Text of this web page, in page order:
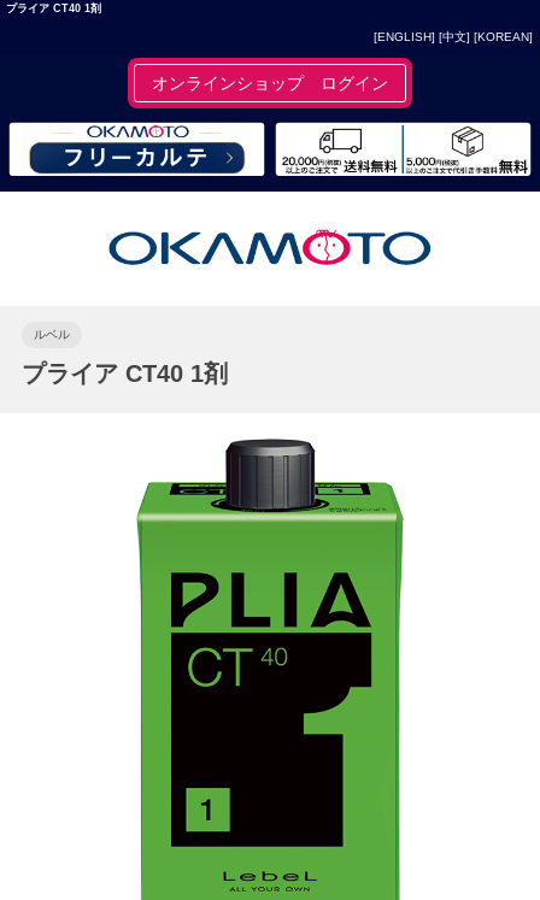
プライア CT40 1剤
[ENGLISH] [中文] [KOREAN]
オンラインショップ ログイン
ルベル
プライア CT40 1剤